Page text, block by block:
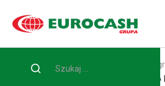
Home Blog Korzystaj ze skali
promocyjne i inne metody dotarcia